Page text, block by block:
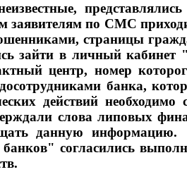
заявителям по СМС
страницы
зайти в личный
центр, номер
банка,
действий
слова липовых
данную
согласились